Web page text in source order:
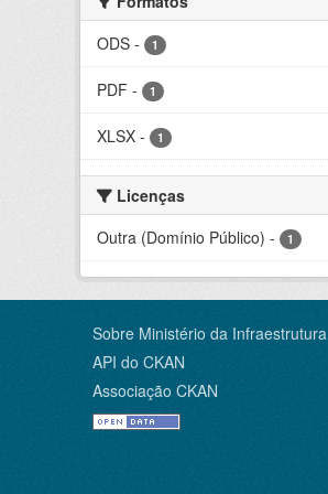
ODS - 1
PDF - 1
XLSX - 1
Licenças
Outra (Domínio Público) - 1
Sobre Ministério da Infraestrutura
API do CKAN
Associação CKAN